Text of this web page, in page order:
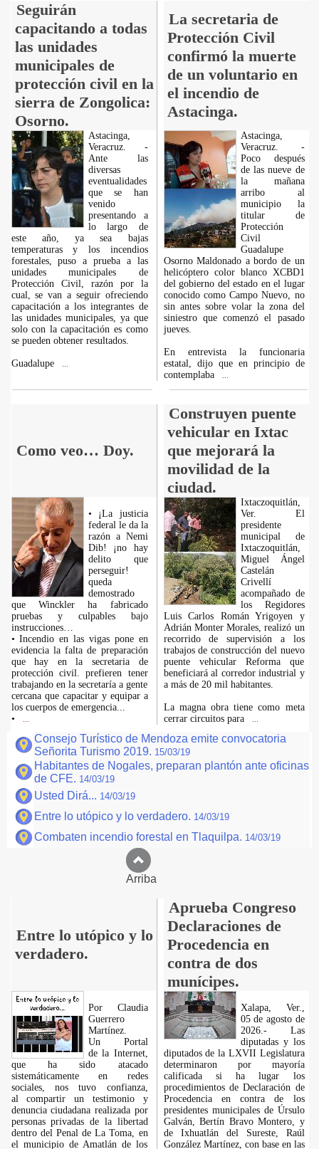
Seguirán
capacitando a todas
las unidades
municipales de
protección civil en la
sierra de Zongolica:
Osorno.
La secretaria de
Protección Civil
confirmó la muerte
de un voluntario en
el incendio de
Astacinga.
Astacinga,
Veracruz. -
Ante las
diversas
eventualidades
que se han
venido
presentando a
lo largo de
este año, ya sea bajas
temperaturas y los incendios
forestales, puso a prueba a las
unidades municipales de
Protección Civil, razón por la
cual, se van a seguir ofreciendo
capacitación a los integrantes de
las unidades municipales, ya que
solo con la capacitación es como
se pueden obtener resultados.
Guadalupe
Astacinga,
Veracruz. -
Poco después
de las nueve de
la mañana
arribo al
municipio la
titular de
Protección
Civil
Guadalupe
Osorno Maldonado a bordo de un
helicóptero color blanco XCBD1
del gobierno del estado en el lugar
conocido como Campo Nuevo, no
sin antes sobre volar la zona del
siniestro que comenzó el pasado
jueves.
En entrevista la funcionaria
estatal, dijo que en principio de
contemplaba
Como veo… Doy.
Construyen puente
vehicular en Ixtac
que mejorará la
movilidad de la
ciudad.
• ¡La justicia
federal le da la
razón a Nemi
Dib! ¡no hay
delito que
perseguir!
queda
demostrado
que Winckler ha fabricado
pruebas y culpables bajo
instrucciones…
• Incendio en las vigas pone en
evidencia la falta de preparación
que hay en la secretaria de
protección civil. prefieren tener
trabajando en la secretaría a gente
cercana que capacitar y equipar a
los cuerpos de emergencia...
•
Ixtaczoquitlán,
Ver. El
presidente
municipal de
Ixtaczoquitlán,
Miguel Ángel
Castelán
Crivellí
acompañado de
los Regidores
Luis Carlos Román Yrigoyen y
Adrián Monter Morales, realizó un
recorrido de supervisión a los
trabajos de construcción del nuevo
puente vehicular Reforma que
beneficiará al corredor industrial y
a más de 20 mil habitantes.
La magna obra tiene como meta
cerrar circuitos para
Consejo Turístico de Mendoza emite convocatoria
Señorita Turismo 2019. 15/03/19
Habitantes de Nogales, preparan plantón ante oficinas
de CFE. 14/03/19
Usted Dirá... 14/03/19
Entre lo utópico y lo verdadero. 14/03/19
Combaten incendio forestal en Tlaquilpa. 14/03/19
Arriba
Entre lo utópico y lo
verdadero.
Aprueba Congreso
Declaraciones de
Procedencia en
contra de dos
munícipes.
Por Claudia
Guerrero
Martínez.
​Un Portal
de la Internet,
que ha sido atacado
sistemáticamente en redes
sociales, nos tuvo confianza,
al compartir un testimonio y
denuncia ciudadana realizada por
personas privadas de la libertad
dentro del Penal de La Toma, en
el municipio de Amatlán de los
Xalapa, Ver.,
05 de agosto de
2026.- Las
diputadas y los
diputados de la LXVII Legislatura
determinaron por mayoría
calificada si ha lugar los
procedimientos de Declaración de
Procedencia en contra de los
presidentes municipales de Úrsulo
Galván, Bertín Bravo Montero, y
de Ixhuatlán del Sureste, Raúl
González Martínez, con base en las